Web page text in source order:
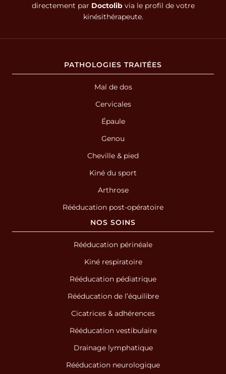
directement par Doctolibvia le profil de votre
kinésithérapeute.
PATHOLOGIES TRAITÉES
Mal de dos
Cervicales
Épaule
Genou
Cheville & pied
Kiné du sport
Arthrose
Rééducation post-opératoire
NOS SOINS
Rééducation périnéale
Kiné respiratoire
Rééducation pédiatrique
Rééducation de l’équilibre
Cicatrices & adhérences
Rééducation vestibulaire
Drainage lymphatique
Rééducation neurologique